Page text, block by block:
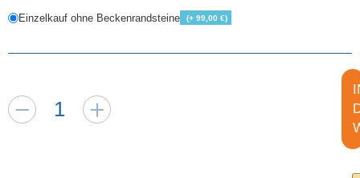
Einzelkauf ohne Beckenrandsteine (+ 99,00 €)